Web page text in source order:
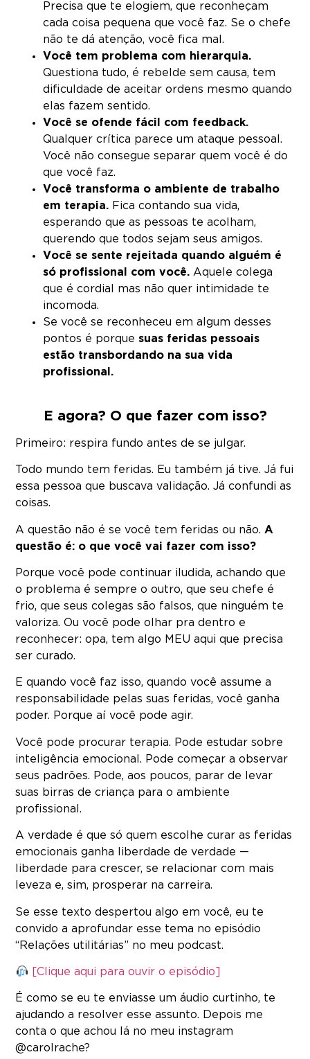
Precisa que te elogiem, que reconheçam
cada coisa pequena que você faz. Se o chefe
não te dá atenção, você fica mal.
Você tem problema com hierarquia.
Questiona tudo, é rebelde sem causa, tem
dificuldade de aceitar ordens mesmo quando
elas fazem sentido.
Você se ofende fácil com feedback.
Qualquer crítica parece um ataque pessoal.
Você não consegue separar quem você é do
que você faz.
Você transforma o ambiente de trabalho
em terapia. Fica contando sua vida,
esperando que as pessoas te acolham,
querendo que todos sejam seus amigos.
Você se sente rejeitada quando alguém é
só profissional com você. Aquele colega
que é cordial mas não quer intimidade te
incomoda.
Se você se reconheceu em algum desses
pontos é porquesuas feridas pessoais
estão transbordando na sua vida
profissional.
E agora? O que fazer com isso?
Primeiro: respira fundo antes de se julgar.
Todo mundo tem feridas. Eu também já tive. Já fui
essa pessoa que buscava validação. Já confundi as
coisas.
A questão não é se você tem feridas ou não. A
questão é: o que você vai fazer com isso?
Porque você pode continuar iludida, achando que
o problema é sempre o outro, que seu chefe é
frio, que seus colegas são falsos, que ninguém te
valoriza. Ou você pode olhar pra dentro e
reconhecer: opa, tem algo MEU aqui que precisa
ser curado.
E quando você faz isso, quando você assume a
responsabilidade pelas suas feridas, você ganha
poder. Porque aí você pode agir.
Você pode procurar terapia. Pode estudar sobre
inteligência emocional. Pode começar a observar
seus padrões. Pode, aos poucos, parar de levar
suas birras de criança para o ambiente
profissional.
A verdade é que só quem escolhe curar as feridas
emocionais ganha liberdade de verdade —
liberdade para crescer, se relacionar com mais
leveza e, sim, prosperar na carreira.
Se esse texto despertou algo em você, eu te
convido a aprofundar esse tema no episódio
“Relações utilitárias” no meu podcast.
[Clique aqui para ouvir o episódio]
É como se eu te enviasse um áudio curtinho, te
ajudando a resolver esse assunto. Depois me
conta o que achou lá no meu instagram
@carolrache?